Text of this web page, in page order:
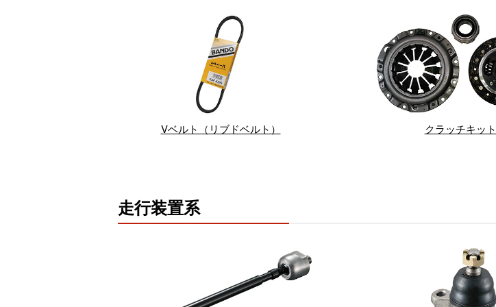
Vベルト（リブドベルト） クラッチキット
走行装置系